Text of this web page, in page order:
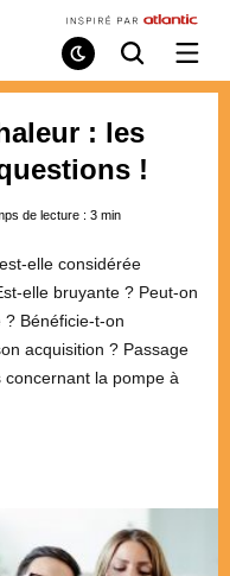
Mode
de
Recherche
/
: les
!
de lecture : 3 min
elle considérée
elle bruyante ? Peut-on
? Bénéficie-t-on
acquisition ? Passage
la pompe à